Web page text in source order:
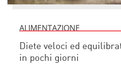
ALIMENTAZIONE
Diete veloci ed
in pochi giorni